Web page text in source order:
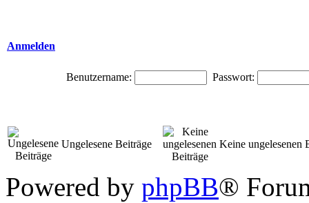
Anmelden
Benutzername: Passwort:
Ungelesene Beiträge Keine ungelesenen
Powered by phpBB®